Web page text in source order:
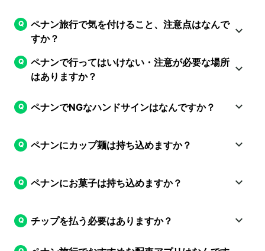
ペナン旅行で気を付けること、注意点はなんで
すか？
ペナンで行ってはいけない・注意が必要な場所
はありますか？
ペナンでNGなハンドサインはなんですか？
ペナンにカップ麺は持ち込めますか？
ペナンにお菓子は持ち込めますか？
チップを払う必要はありますか？